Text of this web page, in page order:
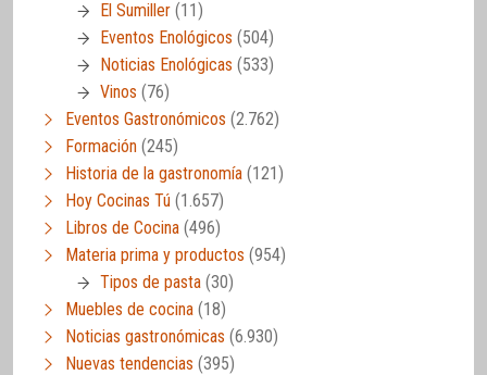
El Sumiller (11)
Eventos Enológicos (504)
Noticias Enológicas (533)
Vinos (76)
Eventos Gastronómicos (2.762)
Formación (245)
Historia de la gastronomía (121)
Hoy Cocinas Tú (1.657)
Libros de Cocina (496)
Materia prima y productos (954)
Tipos de pasta (30)
Muebles de cocina (18)
Noticias gastronómicas (6.930)
Nuevas tendencias (395)